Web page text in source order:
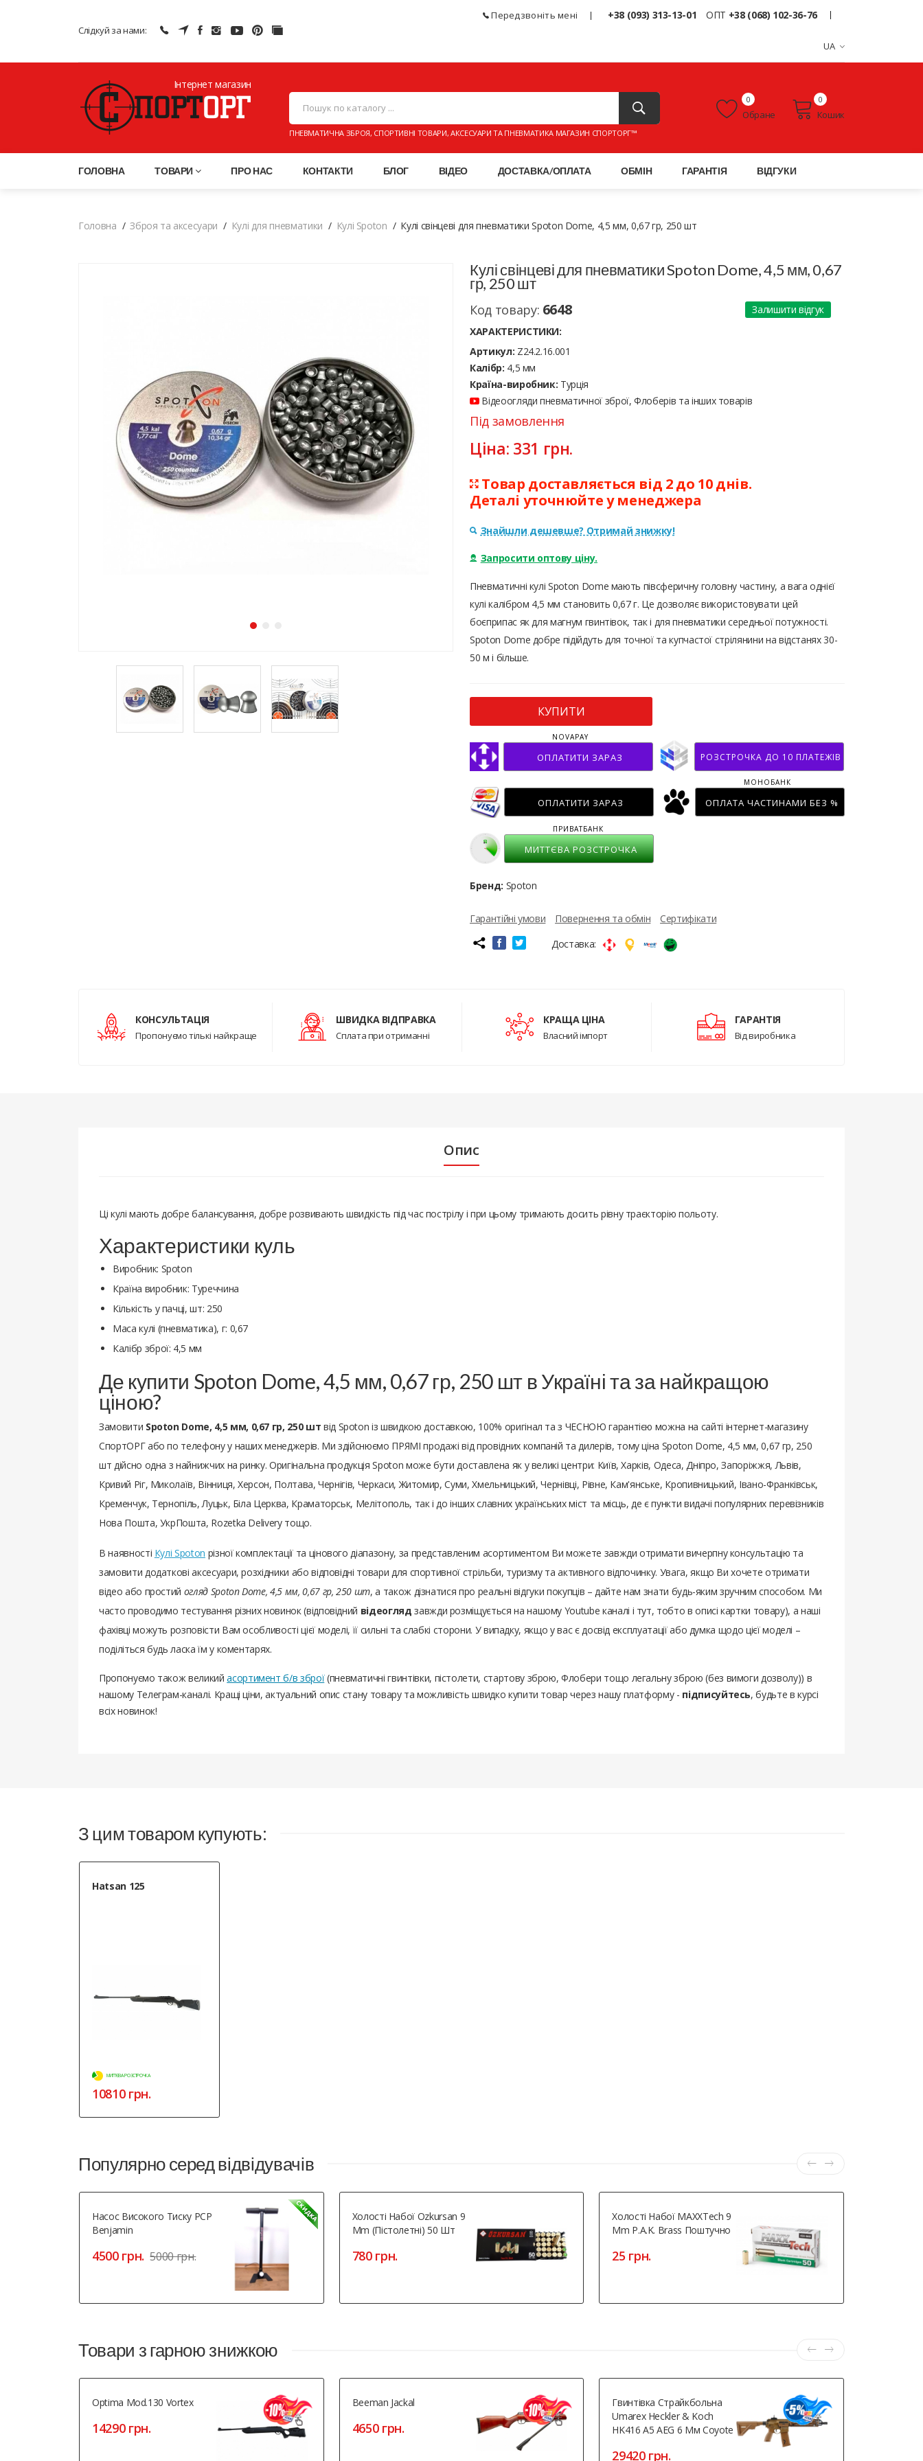
Слідкуй за нами:
Передзвоніть мені +38 (093) 313-13-01 ОПТ +38 (068) 102-36-76
UA
Інтернет магазин
ПНЕВМАТИЧНА ЗБРОЯ, СПОРТИВНІ ТОВАРИ, АКСЕСУАРИ ТА ПНЕВМАТИКА МАГАЗИН СПОРТОРГ™
Обране
0
Кошик
0
ГОЛОВНА ТОВАРИ ПРО НАС КОНТАКТИ БЛОГ ВІДЕО ДОСТАВКА/ОПЛАТА ОБМІН ГАРАНТІЯ ВІДГУКИ
Головна Зброя та аксесуари Кулі для пневматики Кулі Spoton Кулі свінцеві для пневматики Spoton Dome, 4,5 мм, 0,67 гр, 250 шт
Кулі свінцеві для пневматики Spoton Dome, 4,5 мм, 0,67
гр, 250 шт
Код товару: 6648
Залишити відгук
ХАРАКТЕРИСТИКИ:
Артикул: Z24.2.16.001
Калібр: 4,5 мм
Країна-виробник: Турція
Відеоогляди пневматичної зброї, Флоберів та інших товарів
Під замовлення
Ціна: 331 грн.
Товар доставляється від 2 до 10 днів.
Деталі уточнюйте у менеджера
Знайшли дешевше? Отримай знижку!
Запросити оптову ціну.
Пневматичні кулі Spoton Dome мають півсферичну головну частину, а вага однієї
кулі калібром 4,5 мм становить 0,67 г. Це дозволяє використовувати цей
боєприпас як для магнум гвинтівок, так і для пневматики середньої потужності.
Spoton Dome добре підійдуть для точної та купчастої стрілянини на відстанях 30-
50 м і більше.
КУПИТИ
ОПЛАТИТИ ЗАРАЗ
NOVAPAY
РОЗСТРОЧКА ДО 10 ПЛАТЕЖІВ
ОПЛАТИТИ ЗАРАЗ ОПЛАТА ЧАСТИНАМИ БЕЗ %
МОНОБАНК
МИТТЄВА РОЗСТРОЧКА
ПРИВАТБАНК
Бренд: Spoton
Гарантійні умови Повернення та обмін
Сертифікати
Доставка:
КОНСУЛЬТАЦІЯ
Пропонуємо тількі найкраще
ШВИДКА ВІДПРАВКА
Сплата при отриманні
КРАЩА ЦІНА
Власний імпорт
ГАРАНТІЯ
Від виробника
Опис
Ці кулі мають добре балансування, добре розвивають швидкість під час пострілу і при цьому тримають досить рівну траєкторію польоту.
Характеристики куль
Виробник: Spoton
Країна виробник: Туреччина
Кількість у пачці, шт: 250
Маса кулі (пневматика), г: 0,67
Калібр зброї: 4,5 мм
Де купити Spoton Dome, 4,5 мм, 0,67 гр, 250 шт в Україні та за найкращою
ціною?
Замовити Spoton Dome, 4,5 мм, 0,67 гр, 250 шт від Spoton із швидкою доставкою, 100% оригінал та з ЧЕСНОЮ гарантією можна на сайті інтернет-магазину
СпортОРГ або по телефону у наших менеджерів. Ми здійснюємо ПРЯМІ продажі від провідних компаній та дилерів, тому ціна Spoton Dome, 4,5 мм, 0,67 гр, 250
шт дійсно одна з найнижчих на ринку. Оригінальна продукція Spoton може бути доставлена ​​як у великі центри: Київ, Харків, Одеса, Дніпро, Запоріжжя, Львів,
Кривий Ріг, Миколаїв, Вінниця, Херсон, Полтава, Чернігів, Черкаси, Житомир, Суми, Хмельницький, Чернівці, Рівне, Кам'янське, Кропивницький, Івано-Франківськ,
Кременчук, Тернопіль, Луцьк, Біла Церква, Краматорськ, Мелітополь, так і до інших славних українських міст та місць, де є пункти видачі популярних перевізників
Нова Пошта, УкрПошта, Rozetka Delivery тощо.
В наявності Кулі Spoton різної комплектації та цінового діапазону, за представленим асортиментом Ви можете завжди отримати вичерпну консультацію та
замовити додаткові аксесуари, розхідники або відповідні товари для спортивної стрільби, туризму та активного відпочинку. Увага, якщо Ви хочете отримати
відео або простий огляд Spoton Dome, 4,5 мм, 0,67 гр, 250 шт, а також дізнатися про реальні відгуки покупців – дайте нам знати будь-яким зручним способом. Ми
часто проводимо тестування різних новинок (відповідний відеогляд завжди розміщується на нашому Youtube каналі і тут, тобто в описі картки товару), а наші
фахівці можуть розповісти Вам особливості цієї моделі, її сильні та слабкі сторони. У випадку, якщо у вас є досвід експлуатації або думка щодо цієї моделі –
поділіться будь ласка їм у коментарях.
Пропонуємо також великийасортимент б/в зброї(пневматичні гвинтівки, пістолети, стартову зброю, Флобери тощо легальну зброю (без вимоги дозволу)) в
нашому Телеграм-каналі. Кращі ціни, актуальний опис стану товару та можливість швидко купити товар через нашу платформу - підписуйтесь, будьте в курсі
всіх новинок!
З цим товаром купують:
Hatsan 125
МИТТЄВА РОЗСТРОЧКА
10810 грн.
Популярно серед відвідувачів
Насос Високого Тиску PCP
Benjamin
4500 грн. 5000 грн.
Холості Набої Ozkursan 9
Mm (пістолетні) 50 Шт
780 грн.
Холості Набої MAXXTech 9
Mm P.A.K. Brass Поштучно
25 грн.
Товари з гарною знижкою
Optima Mod.130 Vortex
14290 грн.
Beeman Jackal
4650 грн.
Гвинтівка Страйкбольна
Umarex Heckler & Koch
HK416 A5 AEG 6 Мм Coyote
29420 грн.